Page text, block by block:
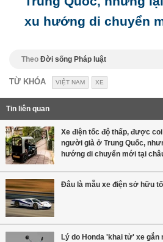
xu hướng di chuyển
Theo Đời sống Pháp luật
TỪ KHÓA VIỆT NAM XE
Tin liên quan
Xe điện tốc độ thấp, được
người già ở Trung Quốc,
hướng di chuyển mới tại
Đâu là mẫu xe điện sở hữu
Lý do Honda 'khai tử' xe gắn